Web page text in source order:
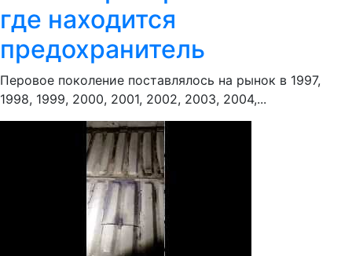
где находится
предохранитель
Перовое поколение поставлялось на рынок в 1997,
1998, 1999, 2000, 2001, 2002, 2003, 2004,...